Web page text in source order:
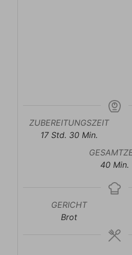
ZUBEREITUNGSZEIT
17Stunden
Std. 30Minuten
Min.
40 Min.
GERICHT
Brot